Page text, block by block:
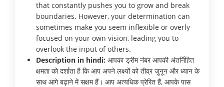
that constantly pushes you to grow and break
boundaries. However, your determination can
sometimes make you seem inflexible or overly
focused on your own vision, leading you to
overlook the input of others.
Description in hindi: आपका ड्रीम नंबर आपकी अंतर्निहित
क्षमता को दर्शाता है कि आप अपने लक्ष्यों को तीव्र जुनून और ध्यान के
साथ आगे बढ़ाने में सक्षम हैं। आप अत्यधिक प्रेरित हैं, आपके पास